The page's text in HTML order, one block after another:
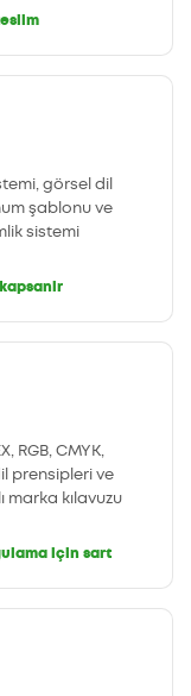
görsel dil
şablonu ve
sistemi
RGB, CMYK,
prensipleri ve
kılavuzu
için sart